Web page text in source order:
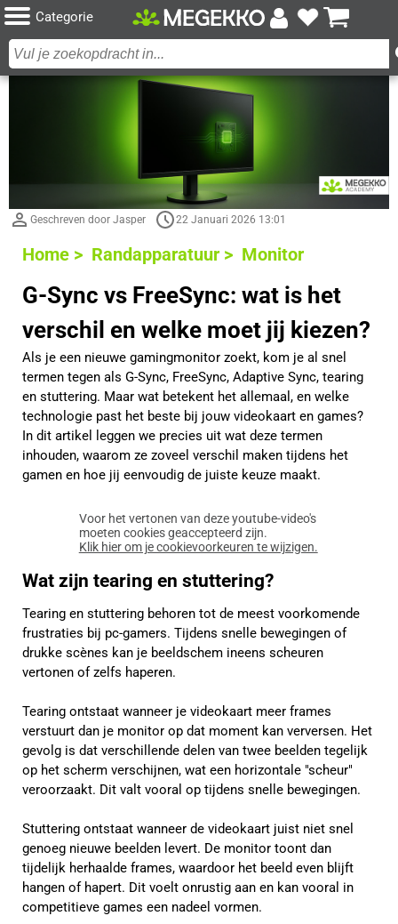
Categorie
Geschreven door Jasper 22 Januari 2026 13:01
Home > Randapparatuur > Monitor
G-Sync vs FreeSync: wat is het
verschil en welke moet jij kiezen?
Als je een nieuwe gamingmonitor zoekt, kom je al snel
termen tegen als G-Sync, FreeSync, Adaptive Sync, tearing
en stuttering. Maar wat betekent het allemaal, en welke
technologie past het beste bij jouw videokaart en games?
In dit artikel leggen we precies uit wat deze termen
inhouden, waarom ze zoveel verschil maken tijdens het
gamen en hoe jij eenvoudig de juiste keuze maakt.
Voor het vertonen van deze youtube-video's
moeten cookies geaccepteerd zijn.
Klik hier om je cookievoorkeuren te wijzigen.
Wat zijn tearing en stuttering?
Tearing en stuttering behoren tot de meest voorkomende
frustraties bij pc-gamers. Tijdens snelle bewegingen of
drukke scènes kan je beeldschem ineens scheuren
vertonen of zelfs haperen.
Tearing ontstaat wanneer je videokaart meer frames
verstuurt dan je monitor op dat moment kan verversen. Het
gevolg is dat verschillende delen van twee beelden tegelijk
op het scherm verschijnen, wat een horizontale "scheur"
veroorzaakt. Dit valt vooral op tijdens snelle bewegingen.
Stuttering ontstaat wanneer de videokaart juist niet snel
genoeg nieuwe beelden levert. De monitor toont dan
tijdelijk herhaalde frames, waardoor het beeld even blijft
hangen of hapert. Dit voelt onrustig aan en kan vooral in
competitieve games een nadeel vormen.